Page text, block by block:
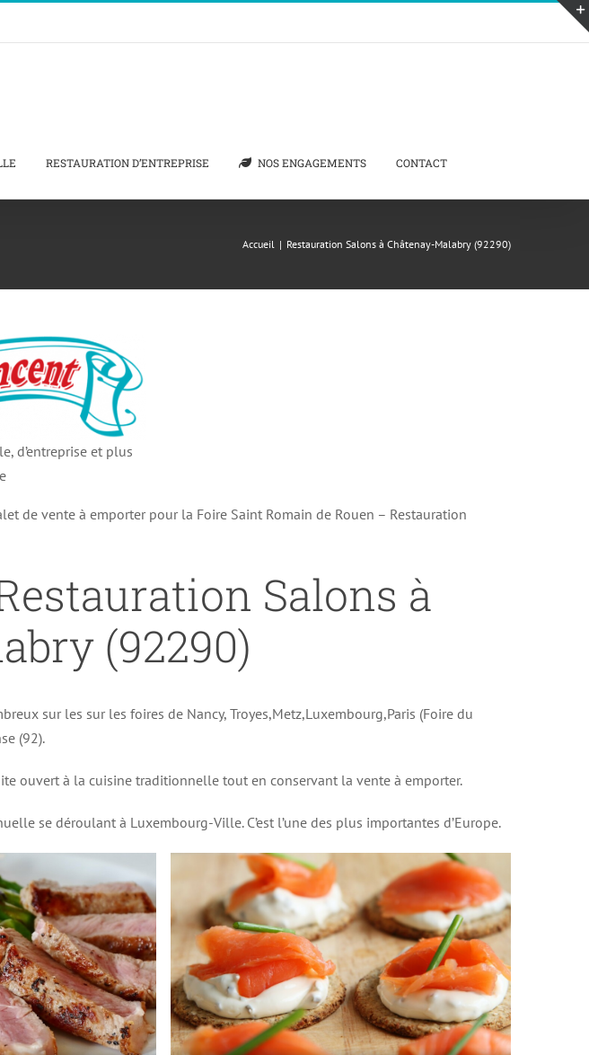
RESTAURATION D’ENTREPRISE NOS ENGAGEMENTS CONTACT
Accueil | Restauration Salons à Châtenay-Malabry (92290)
d’entreprise et plus
de vente à emporter pour la Foire Saint Romain de Rouen – Restauration
Salons à
(92290)
sur les sur les foires de Nancy, Troyes,Metz,Luxembourg,Paris (Foire du
(92).
ouvert à la cuisine traditionnelle tout en conservant la vente à emporter.
se déroulant à Luxembourg-Ville. C’est l’une des plus importantes d’Europe.